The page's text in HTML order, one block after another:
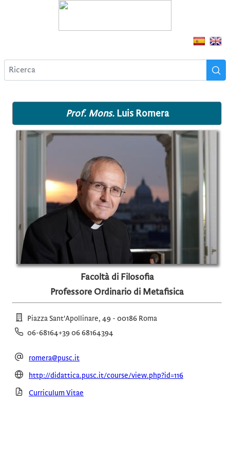
Prof. Mons. Luis Romera
Facoltà di Filosofia
Professore Ordinario di Metafisica
Piazza Sant'Apollinare, 49 - 00186 Roma
06-68164+39 06 68164394
romera@pusc.it
http://didattica.pusc.it/course/view.php?id=116
Curriculum Vitae